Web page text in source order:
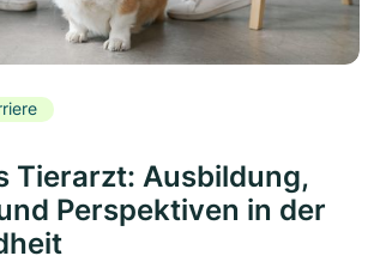
Tierarzt: Ausbildung,
Perspektiven in der